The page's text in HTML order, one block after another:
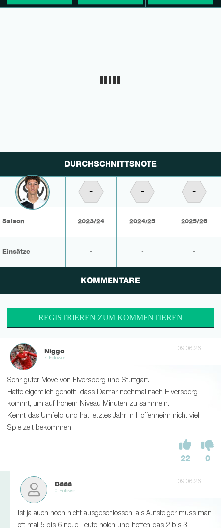
DURCHSCHNITTSNOTE
- - -
Saison 2023/24 2024/25 2025/26
Einsätze - - -
KOMMENTARE
REGISTRIEREN ZUM KOMMENTIEREN
Niggo
7 Follower
09.06.26
Sehr guter Move von Elversberg und Stuttgart.
Hatte eigentlich gehofft, dass Damar nochmal nach Elversberg
kommt, um auf hohem Niveau Minuten zu sammeln.
Kennt das Umfeld und hat letztes Jahr in Hoffenheim nicht viel
Spielzeit bekommen.
22 0
Bäää
0 Follower
09.06.26
Ist ja auch noch nicht ausgeschlossen, als Aufsteiger muss man
oft mal 5 bis 6 neue Leute holen und hoffen das 2 bis 3